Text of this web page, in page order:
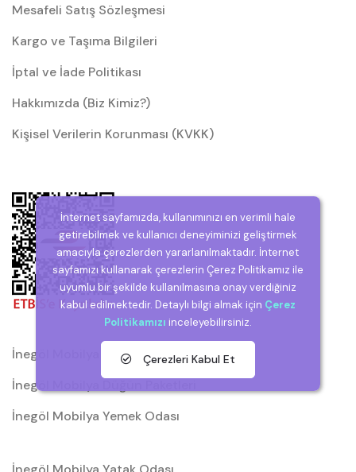
Mesafeli Satış Sözleşmesi
Kargo ve Taşıma Bilgileri
İptal ve İade Politikası
Hakkımızda (Biz Kimiz?)
Kişisel Verilerin Korunması (KVKK)
İnegöl Mobilya
İnegöl Mobilya Düğün Paketleri
İnegöl Mobilya Yemek Odası
İnternet sayfamızda, kullanımınızı en verimli hale
getirebilmek ve kullanıcı deneyiminizi geliştirmek
amacıyla çerezlerden yararlanılmaktadır. İnternet
sayfamızı kullanarak çerezlerin Çerez Politikamız ile
uyumlu bir şekilde kullanılmasına onay verdiğiniz
kabul edilmektedir. Detaylı bilgi almak için Çerez
Politikamızı inceleyebilirsiniz.
Çerezleri Kabul Et